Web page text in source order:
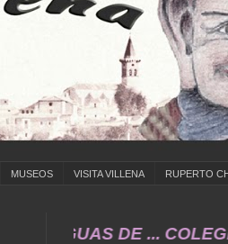
MUSEOS VISITA VILLENA RUPERTO
DE ... COLEGIOS ...